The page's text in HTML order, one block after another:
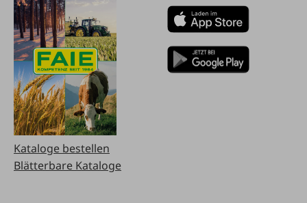
Kataloge bestellen
Blätterbare Kataloge